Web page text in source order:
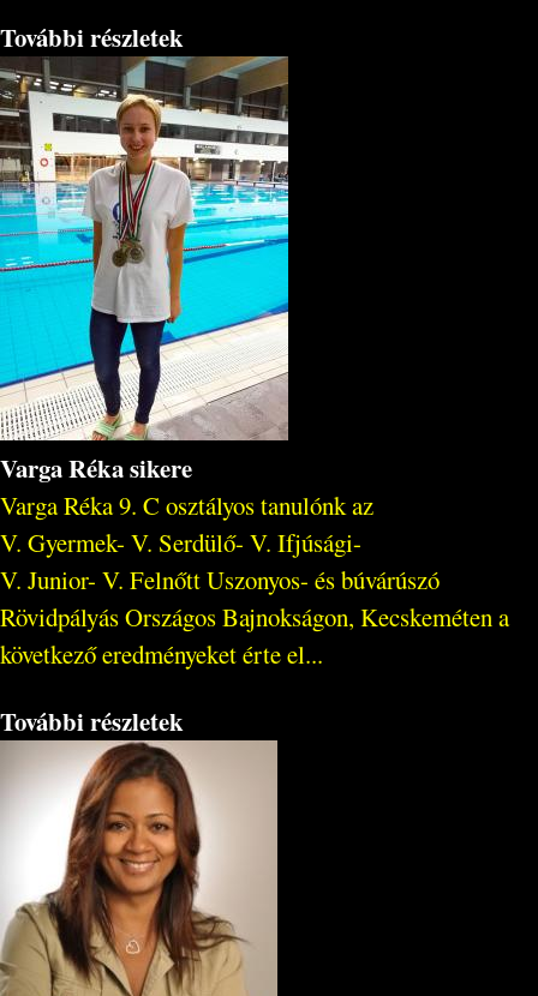
További részletek
Varga Réka sikere
Varga Réka 9. C osztályos tanulónk az
V. Gyermek- V. Serdülő- V. Ifjúsági-
V. Junior- V. Felnőtt Uszonyos- és búvárúszó
Rövidpályás Országos Bajnokságon, Kecskeméten a
következő eredményeket érte el...
További részletek